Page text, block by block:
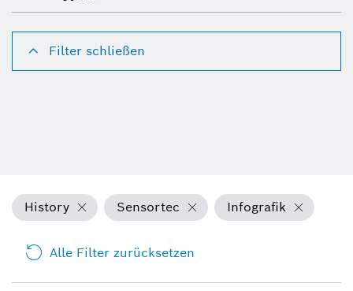
Filter schließen
History Sensortec Infografik
Alle Filter zurücksetzen